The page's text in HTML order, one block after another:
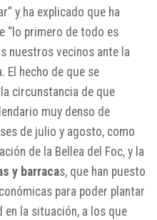
y ha explicado que ha
“lo primero de todo es
nuestros vecinos ante la
El hecho de que se
circunstancia de que
muy denso de
de julio y agosto, como
de la Bellea del Foc, y la
y barracas, que han puesto
para poder plantar
la situación, a los que